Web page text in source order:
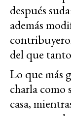
después
además
del que
Lo que más
charla como
casa,